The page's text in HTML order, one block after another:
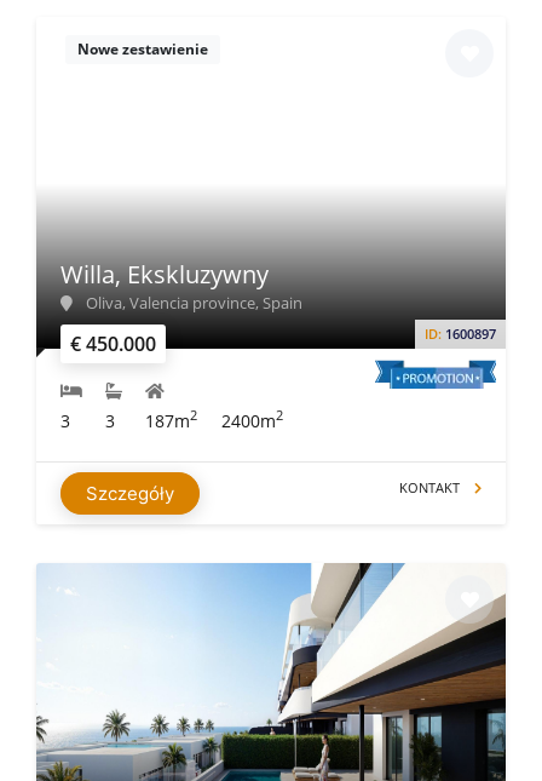
Nowe zestawienie
€ 450.000 ID: 1600897
Willa, Ekskluzywny
Oliva, Valencia province, Spain
3 3 187m2 2400m2
Szczegóły KONTAKT